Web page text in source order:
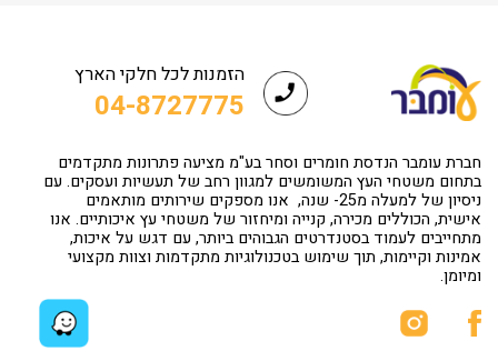
הזמנות לכל חלקי הארץ
04-8727775
חברת עומבר הנדסת חומרים וסחר בע"מ מציעה פתרונות מתקדמים
בתחום משטחי העץ המשומשים למגוון רחב של תעשיות ועסקים. עם
ניסיון של למעלה מ25- שנה, אנו מספקים שירותים מותאמים
אישית, הכוללים מכירה, קנייה ומיחזור של משטחי עץ איכותיים. אנו
מתחייבים לעמוד בסטנדרטים הגבוהים ביותר, עם דגש על איכות,
אמינות וקיימות, תוך שימוש בטכנולוגיות מתקדמות וצוות מקצועי
ומיומן.